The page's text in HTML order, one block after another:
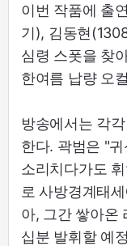
이번 작품에 출
기), 김동현
심령 스폿을 찾
한여름 납량 오
방송에서는 각
한다. 곽범은 "
소리치다가도
로 사방경계태
아, 그간 쌓아온
십분 발휘할 예